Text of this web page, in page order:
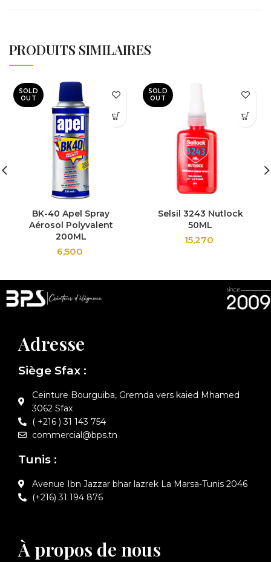
PRODUITS SIMILAIRES
SOLD
OUT
BK-40 Apel Spray
Aérosol Polyvalent
200ML
6,500
SOLD
OUT
Selsil 3243 Nutlock
50ML
15,270
Adresse
Siège Sfax :
Ceinture Bourguiba, Gremda vers kaied Mhamed
3062 Sfax
( +216 ) 31 143 754
commercial@bps.tn
Tunis :
Avenue Ibn Jazzar bhar lazrek La Marsa-Tunis 2046
(+216) 31 194 876
À propos de nous